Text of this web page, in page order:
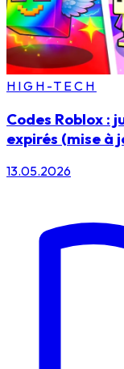
HIGH-TECH
Codes Roblox :
expirés (mise à
13.05.2026